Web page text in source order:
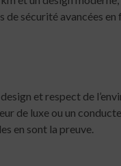
sécurité avancées en
et respect de
de luxe ou un
en sont la preuve.